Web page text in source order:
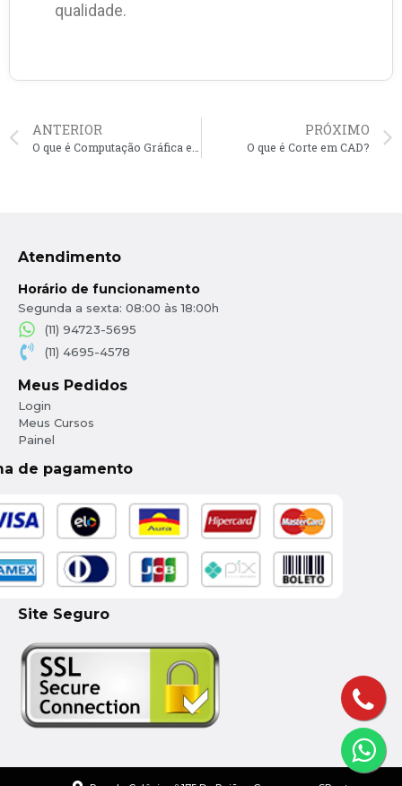
qualidade.
ANTERIOR
O que é Computação Gráfica em CAD?
PRÓXIMO
O que é Corte em CAD?
Atendimento
Horário de funcionamento
Segunda a sexta: 08:00 às 18:00h
(11) 94723-5695
(11) 4695-4578
Meus Pedidos
Login
Meus Cursos
Painel
de pagamento
Site Seguro